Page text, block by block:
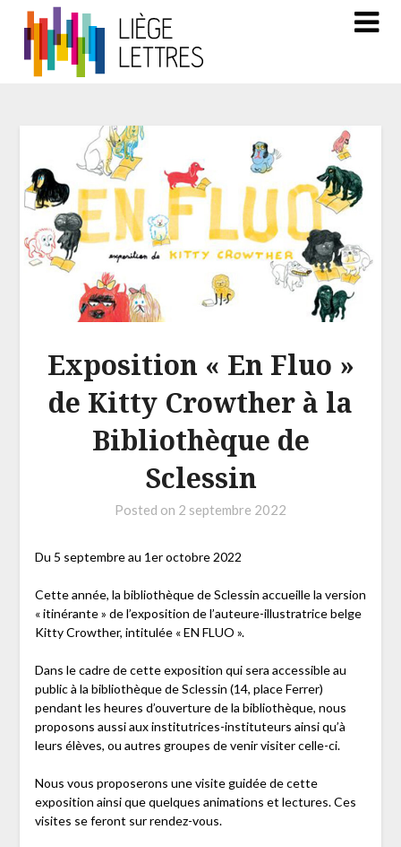
Exposition « En Fluo »
de Kitty Crowther à la
Bibliothèque de
Sclessin
Posted on 2 septembre 2022
Du 5 septembre au 1er octobre 2022
Cette année, la bibliothèque de Sclessin accueille la version
« itinérante » de l’exposition de l’auteure-illustratrice belge
Kitty Crowther, intitulée « EN FLUO ».
Dans le cadre de cette exposition qui sera accessible au
public à la bibliothèque de Sclessin (14, place Ferrer)
pendant les heures d’ouverture de la bibliothèque, nous
proposons aussi aux institutrices-instituteurs ainsi qu’à
leurs élèves, ou autres groupes de venir visiter celle-ci.
Nous vous proposerons une visite guidée de cette
exposition ainsi que quelques animations et lectures. Ces
visites se feront sur rendez-vous.